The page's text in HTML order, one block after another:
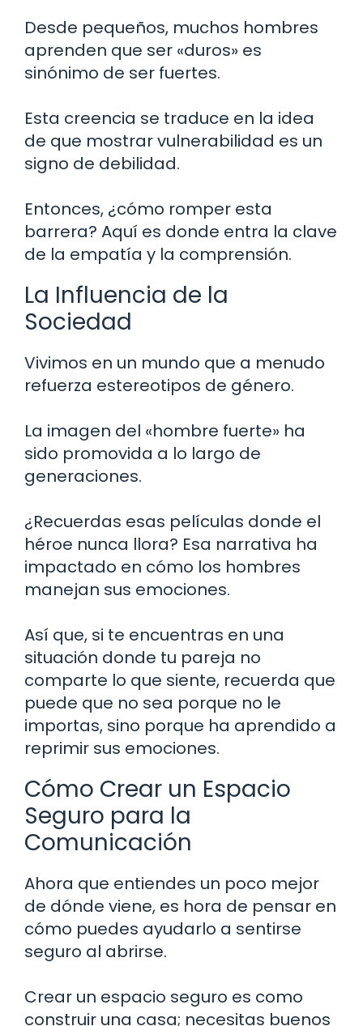
Desde pequeños, muchos hombres
aprenden que ser «duros» es
sinónimo de ser fuertes.
Esta creencia se traduce en la idea
de que mostrar vulnerabilidad es un
signo de debilidad.
Entonces, ¿cómo romper esta
barrera? Aquí es donde entra la clave
de la empatía y la comprensión.
La Influencia de la
Sociedad
Vivimos en un mundo que a menudo
refuerza estereotipos de género.
La imagen del «hombre fuerte» ha
sido promovida a lo largo de
generaciones.
¿Recuerdas esas películas donde el
héroe nunca llora? Esa narrativa ha
impactado en cómo los hombres
manejan sus emociones.
Así que, si te encuentras en una
situación donde tu pareja no
comparte lo que siente, recuerda que
puede que no sea porque no le
importas, sino porque ha aprendido a
reprimir sus emociones.
Cómo Crear un Espacio
Seguro para la
Comunicación
Ahora que entiendes un poco mejor
de dónde viene, es hora de pensar en
cómo puedes ayudarlo a sentirse
seguro al abrirse.
Crear un espacio seguro es como
construir una casa; necesitas buenos